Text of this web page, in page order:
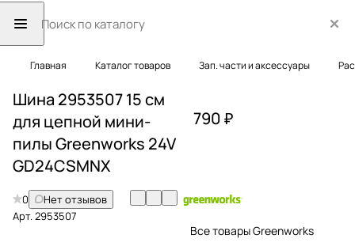
Главная Каталог товаров Зап. части и аксессуары
Шина 2953507 15 см
для цепной мини-
пилы Greenworks 24V
GD24CSMNX
0
Нет отзывов
Арт.2953507
790 ₽
Все товары Greenworks